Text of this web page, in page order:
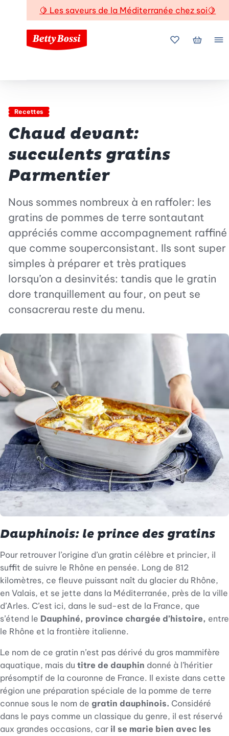
🍋 Les saveurs de la Méditerranée chez soi🍋
Mes favoris
Mon
Recettes
Chaud devant:
succulents gratins
Parmentier
Nous sommes nombreux à en raffoler: les
gratins de pommes de terre sontautant
appréciés comme accompagnement raffiné
que comme souperconsistant. Ils sont super
simples à préparer et très pratiques
lorsqu’on a desinvités: tandis que le gratin
dore tranquillement au four, on peut se
consacrerau reste du menu.
Dauphinois: le prince des gratins
Pour retrouver l’origine d’un gratin célèbre et princier, il
suffit de suivre le Rhône en pensée. Long de 812
kilomètres, ce fleuve puissant naît du glacier du Rhône,
en Valais, et se jette dans la Méditerranée, près de la ville
d’Arles. C’est ici, dans le sud-est de la France, que
s’étend le Dauphiné, province chargée d’histoire, entre
le Rhône et la frontière italienne.
Le nom de ce gratin n’est pas dérivé du gros mammifère
aquatique, mais du titre de dauphin donné à l’héritier
présomptif de la couronne de France. Il existe dans cette
région une préparation spéciale de la pomme de terre
connue sous le nom de gratin dauphinois. Considéré
dans le pays comme un classique du genre, il est réservé
aux grandes occasions, car il se marie bien avec les